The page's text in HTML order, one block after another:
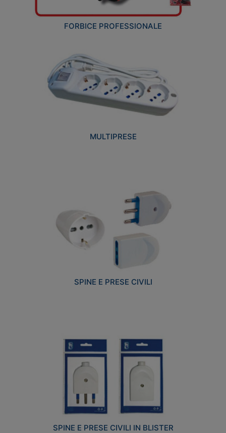
FORBICE PROFESSIONALE
MULTIPRESE
SPINE E PRESE CIVILI
SPINE E PRESE CIVILI IN BLISTER